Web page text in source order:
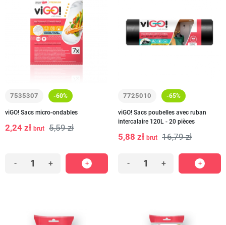
7535307 -60%
viGO! Sacs micro-ondables
2,24 zł brut 5,59 zł
- +
7725010 -65%
viGO! Sacs poubelles avec ruban
intercalaire 120L - 20 pièces
5,88 zł brut 16,79 zł
- +